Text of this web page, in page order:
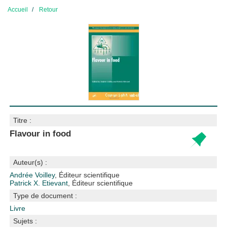
Accueil Retour
Titre :
Flavour in food
Auteur(s) :
Andrée Voilley, Éditeur scientifique
Patrick X. Etievant , Éditeur scientifique
Type de document :
Livre
Sujets :